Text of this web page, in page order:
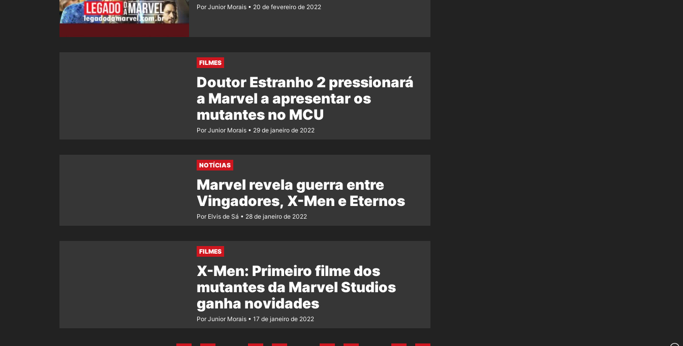
Por Junior Morais 20 de fevereiro de 2022
FILMES
Doutor Estranho 2 pressionará
a Marvel a apresentar os
mutantes no MCU
Por Junior Morais 29 de janeiro de 2022
NOTÍCIAS
Marvel revela guerra entre
Vingadores, X-Men e Eternos
Por Elvis de Sá 28 de janeiro de 2022
FILMES
X-Men: Primeiro filme dos
mutantes da Marvel Studios
ganha novidades
Por Junior Morais 17 de janeiro de 2022